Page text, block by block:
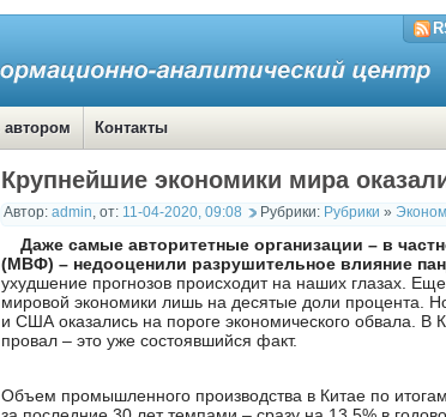
автором Контакты
Крупнейшие экономики мира
Автор: admin, от: 11-04-2020, 09:08 Рубрики: Рубрики »
Даже самые авторитетные организации – в
(МВФ) – недооценили разрушительное влияние
ухудшение прогнозов происходит на наших глазах.
мировой экономики лишь на десятые доли процента.
и США оказались на пороге экономического обвала. В
провал – это уже состоявшийся факт.
Объем промышленного производства в Китае по